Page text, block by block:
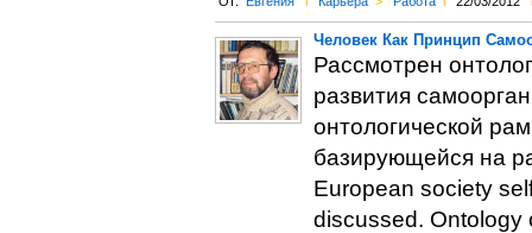
Человек Как Принцип
Рассмотрен
развития
онтологической
базирующейся на
European society
discussed. Ontology